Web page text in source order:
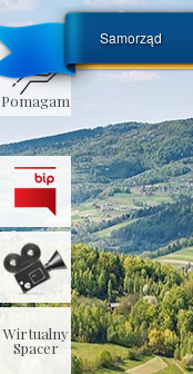
Pomagam
Wirtualny
Spacer
Samorząd